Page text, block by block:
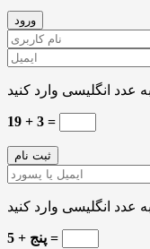
19 + 3 =
پنج + 5 =